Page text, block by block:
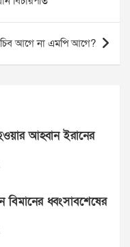
আগে না এমপি আগে?
আহ্বান ইরানের
বিমানের ধ্বংসাবশেষের